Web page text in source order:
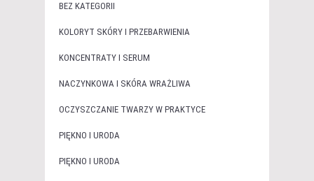
BEZ KATEGORII
KOLORYT SKÓRY I PRZEBARWIENIA
KONCENTRATY I SERUM
NACZYNKOWA I SKÓRA WRAŻLIWA
OCZYSZCZANIE TWARZY W PRAKTYCE
PIĘKNO I URODA
PIĘKNO I URODA